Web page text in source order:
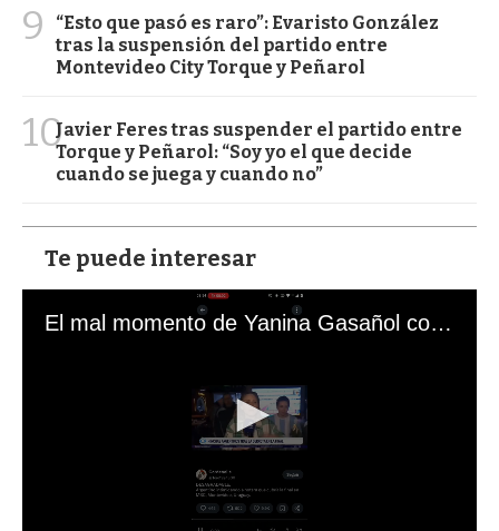
9
“Esto que pasó es raro”: Evaristo González
tras la suspensión del partido entre
Montevideo City Torque y Peñarol
10Javier Feres tras suspender el partido entre
Torque y Peñarol: “Soy yo el que decide
cuando se juega y cuando no”
Te puede interesar
El mal momento de Yanina Gasañol con un hincha argentino en "Subrayado"